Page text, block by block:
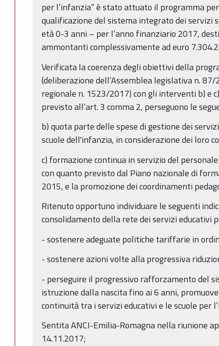
per l’infanzia“ è stato attuato il programma
qualificazione del sistema integrato dei servizi
età 0-3 anni – per l’anno finanziario 2017,
ammontanti complessivamente ad euro
Verificata la coerenza degli obiettivi della
(deliberazione dell’Assemblea legislativa n.
regionale n. 1523/2017) con gli interventi b) e
previsto all’art. 3 comma 2, perseguono le
b) quota parte delle spese di gestione dei
scuole dell'infanzia, in considerazione dei loro
c) formazione continua in servizio del
con quanto previsto dal Piano nazionale di
2015, e la promozione dei coordinamenti
Ritenuto opportuno individuare le seguenti
consolidamento della rete dei servizi educativi
- sostenere adeguate politiche tariffarie in
- sostenere azioni volte alla progressiva
- perseguire il progressivo rafforzamento del
istruzione dalla nascita fino ai 6 anni,
continuità tra i servizi educativi e le scuole per
Sentita ANCI-Emilia-Romagna nella riunione
14.11.2017;